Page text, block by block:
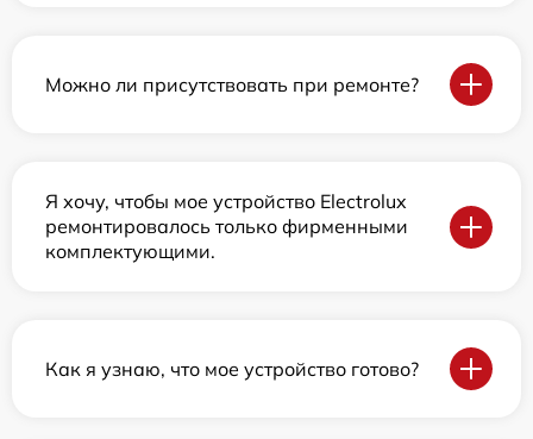
Можно ли присутствовать при ремонте?
Я хочу, чтобы мое устройство Electrolux
ремонтировалось только фирменными
комплектующими.
Как я узнаю, что мое устройство готово?